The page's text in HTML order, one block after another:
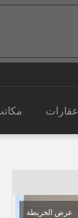
عقارات
عرض الخريطة